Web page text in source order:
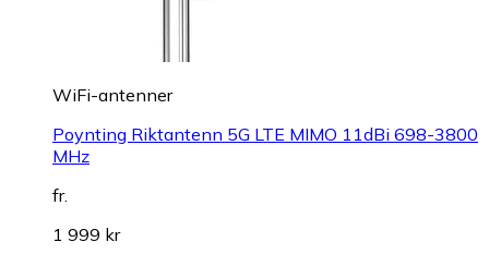
WiFi-antenner
Poynting Riktantenn 5G LTE MIMO 11dBi 698-3800
MHz
fr.
1 999 kr